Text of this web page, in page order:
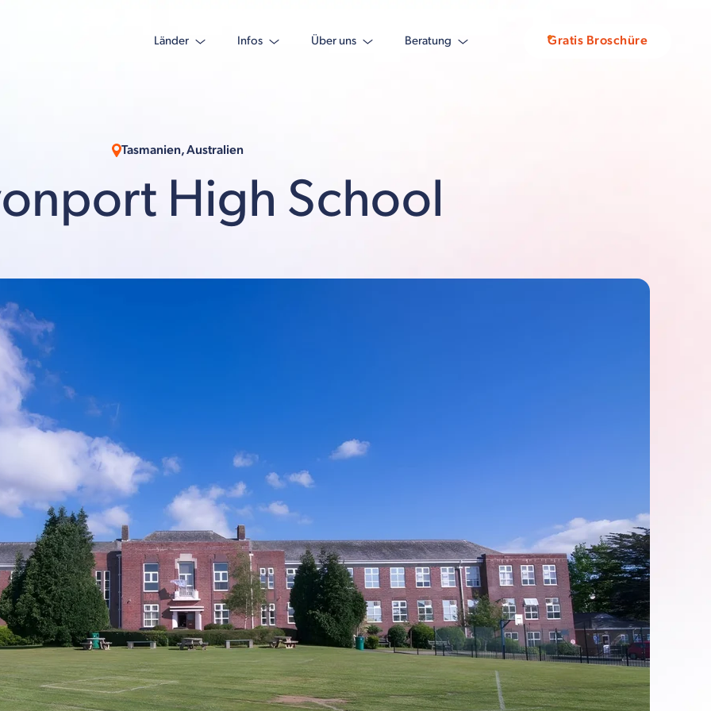
Länder Infos Über uns Beratung Gratis Broschüre
Tasmanien, Australien
High School